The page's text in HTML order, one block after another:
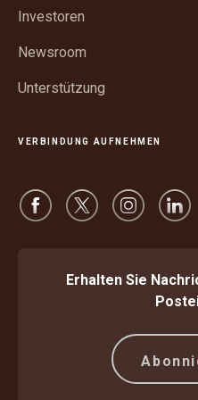
Investoren
Newsroom
Unterstützung
VERBINDUNG AUFNEHMEN
Erhalten Sie